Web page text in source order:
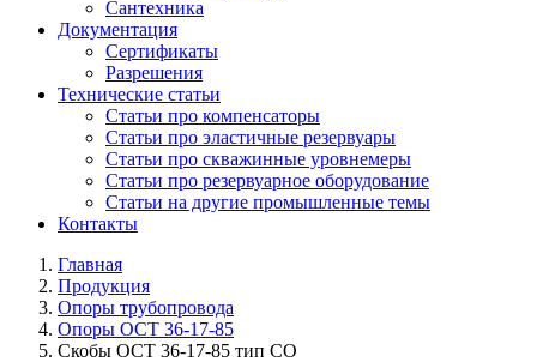
Сантехника
Документация
Сертификаты
Разрешения
Технические статьи
Статьи про компенсаторы
Статьи про эластичные резервуары
Статьи про скважинные уровнемеры
Статьи про резервуарное оборудование
Статьи на другие промышленные темы
Контакты
Главная
Продукция
Опоры трубопровода
Опоры ОСТ 36-17-85
Скобы ОСТ 36-17-85 тип СО